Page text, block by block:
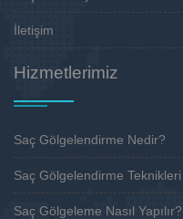
İletişim
Hizmetlerimiz
Saç Gölgelendirme Nedir?
Saç Gölgelendirme Teknikleri
Saç Gölgeleme Nasıl Yapılır?